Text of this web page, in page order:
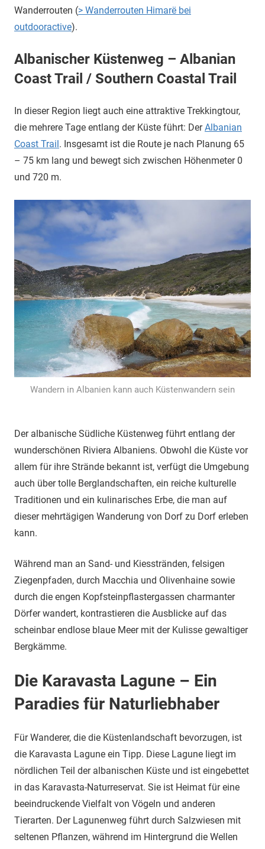
Wanderrouten (> Wanderrouten Himarë bei
outdooractive).
Albanischer Küstenweg – Albanian
Coast Trail / Southern Coastal Trail
In dieser Region liegt auch eine attraktive Trekkingtour,
die mehrere Tage entlang der Küste führt: DerAlbanian
Coast Trail. Insgesamt ist die Route je nach Planung 65
– 75 km lang und bewegt sich zwischen Höhenmeter 0
und 720 m.
Wandern in Albanien kann auch Küstenwandern sein
Der albanische Südliche Küstenweg führt entlang der
wunderschönen Riviera Albaniens. Obwohl die Küste vor
allem für ihre Strände bekannt ist, verfügt die Umgebung
auch über tolle Berglandschaften, ein reiche kulturelle
Traditionen und ein kulinarisches Erbe, die man auf
dieser mehrtägigen Wanderung von Dorf zu Dorf erleben
kann.
Während man an Sand- und Kiesstränden, felsigen
Ziegenpfaden, durch Macchia und Olivenhaine sowie
durch die engen Kopfsteinpflastergassen charmanter
Dörfer wandert, kontrastieren die Ausblicke auf das
scheinbar endlose blaue Meer mit der Kulisse gewaltiger
Bergkämme.
Die Karavasta Lagune – Ein
Paradies für Naturliebhaber
Für Wanderer, die die Küstenlandschaft bevorzugen, ist
die Karavasta Lagune ein Tipp. Diese Lagune liegt im
nördlichen Teil der albanischen Küste und ist eingebettet
in das Karavasta-Naturreservat. Sie ist Heimat für eine
beeindruckende Vielfalt von Vögeln und anderen
Tierarten. Der Lagunenweg führt durch Salzwiesen mit
seltenen Pflanzen, während im Hintergrund die Wellen